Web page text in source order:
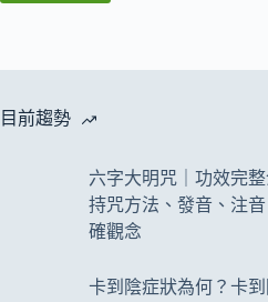
目前趨勢
六字大明咒｜功效完
持咒方法、發音、注
確觀念
卡到陰症狀為何？卡